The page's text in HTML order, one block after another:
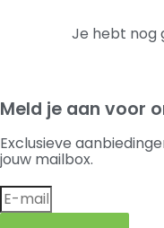
Je hebt nog
Meld je aan voor
Exclusieve
jouw mailbox.